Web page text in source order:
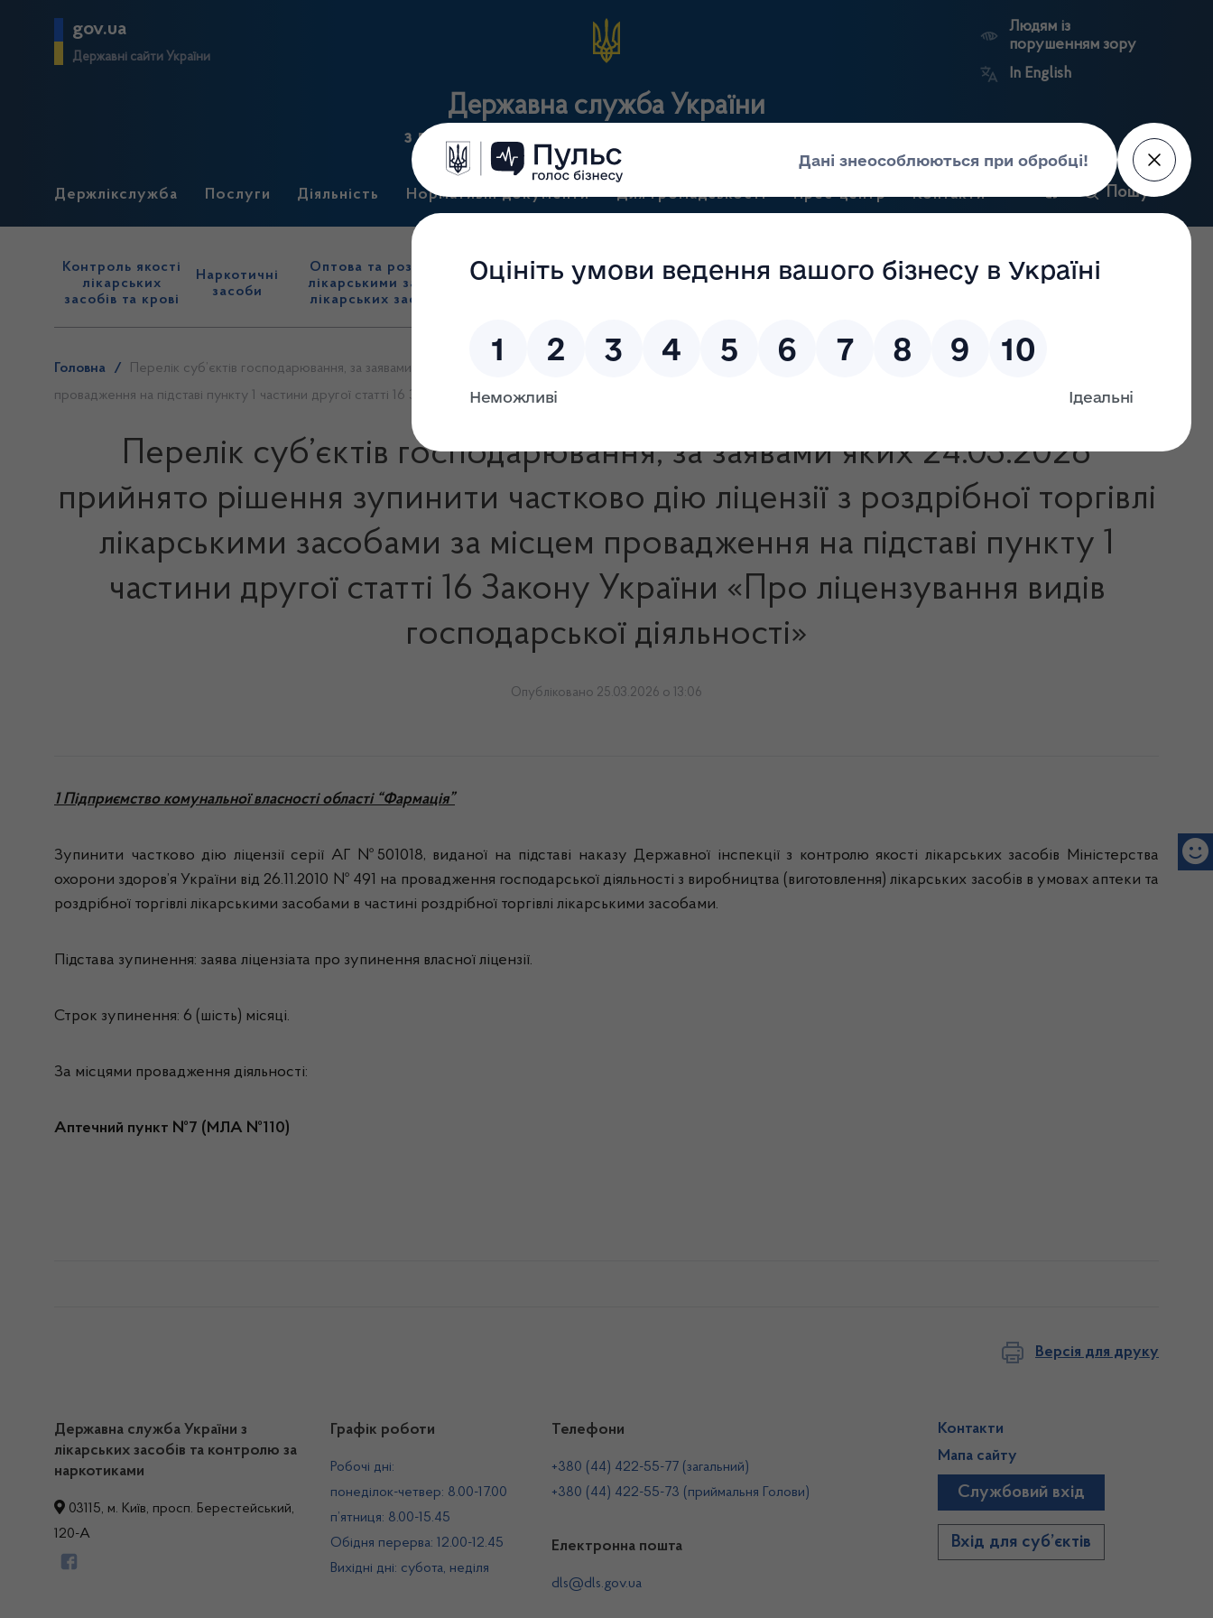
gov.ua
Державні сайти України
Державна служба України
з лікарських засобів та контролю за наркотиками
Людям із
порушенням зору
In English
Держлікслужба Послуги Діяльність Нормативні документи Для громадськості Прес-центр Контакти Пошук
Контроль якості
лікарських
засобів та крові
Наркотичні
засоби
Оптова та роздрібна торгівля
лікарськими засобами, імпорт
лікарських засобів (крім АФІ)
Державний
нагляд
виробництва лікарських
Ринковий
Державні
Антикорупційний
портал
Головна /
Перелік суб’єктів господарювання, за заявами яких 24.03.2026 прийнято рішення зупинити частково дію ліцензії з роздрібної торгівлі лікарськими засобами за місцем
провадження на підставі пункту 1 частини другої статті 16 Закону України «Про ліцензування видів господарської діяльності»
Перелік суб’єктів господарювання, за заявами яких 24.03.2026
прийнято рішення зупинити частково дію ліцензії з роздрібної торгівлі
лікарськими засобами за місцем провадження на підставі пункту 1
частини другої статті 16 Закону України «Про ліцензування видів
господарської діяльності»
Опубліковано 25.03.2026 о 13:06
1 Підприємство комунальної власності області “Фармація”
Зупинити частково дію ліцензії серії АГ №501018, виданої на підставі наказу Державної інспекції з контролю якості лікарських засобів Міністерства
охорони здоров’я України від 26.11.2010 № 491 на провадження господарської діяльності з виробництва (виготовлення) лікарських засобів в умовах аптеки та
роздрібної торгівлі лікарськими засобами в частині роздрібної торгівлі лікарськими засобами.
Підстава зупинення: заява ліцензіата про зупинення власної ліцензії.
Строк зупинення: 6 (шість) місяці.
За місцями провадження діяльності:
Аптечний пункт №7 (МЛА №110)
Версія для друку
Державна служба України з
лікарських засобів та контролю за
наркотиками
03115, м. Київ, просп. Берестейський,
120-А
Графік роботи
Робочі дні:
понеділок-четвер: 8.00-17.00
п’ятниця: 8.00-15.45
Обідня перерва: 12.00-12.45
Вихідні дні: субота, неділя
Телефони
+380 (44) 422-55-77 (загальний)
+380 (44) 422-55-73 (приймальня Голови)
Електронна пошта
dls@dls.gov.ua
Контакти
Мапа сайту
Службовий вхід
Вхід для суб’єктів